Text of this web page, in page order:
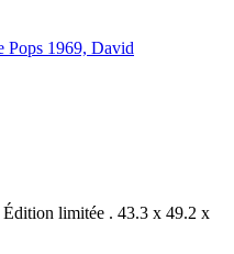
Édition limitée . 43.3 x 49.2 x